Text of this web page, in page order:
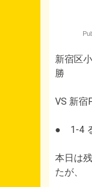
新宿区
勝
VS 新宿
● 1-4
本日は
たが、